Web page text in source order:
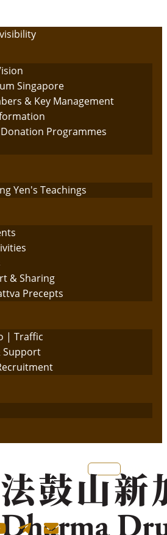
Singapore
& Key Management
Programmes
Yen's Teachings
& Sharing
Precepts
| Traffic
Support